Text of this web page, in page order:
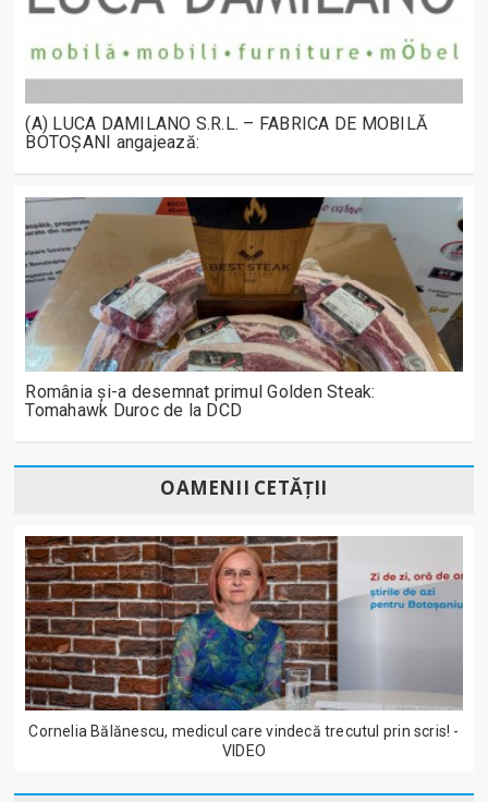
(A) LUCA DAMILANO S.R.L. – FABRICA DE MOBILĂ
BOTOȘANI angajează:
România și-a desemnat primul Golden Steak:
Tomahawk Duroc de la DCD
OAMENII CETĂȚII
Cornelia Bălănescu, medicul care vindecă trecutul prin scris! -
VIDEO